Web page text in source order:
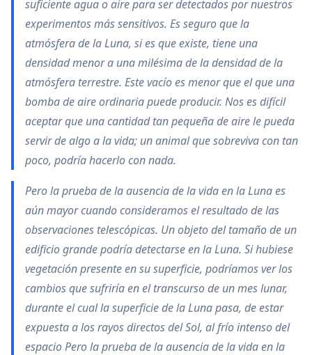
suficiente agua o aire para ser detectados por nuestros
experimentos más sensitivos. Es seguro que la
atmósfera de la Luna, si es que existe, tiene una
densidad menor a una milésima de la densidad de la
atmósfera terrestre. Este vacío es menor que el que una
bomba de aire ordinaria puede producir. Nos es difícil
aceptar que una cantidad tan pequeña de aire le pueda
servir de algo a la vida; un animal que sobreviva con tan
poco, podría hacerlo con nada.
Pero la prueba de la ausencia de la vida en la Luna es
aún mayor cuando consideramos el resultado de las
observaciones telescópicas. Un objeto del tamaño de un
edificio grande podría detectarse en la Luna. Si hubiese
vegetación presente en su superficie, podríamos ver los
cambios que sufriría en el transcurso de un mes lunar,
durante el cual la superficie de la Luna pasa, de estar
expuesta a los rayos directos del Sol, al frío intenso del
espacio Pero la prueba de la ausencia de la vida en la